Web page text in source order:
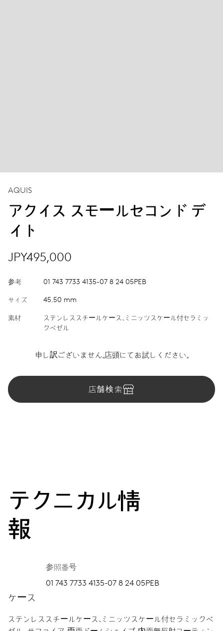
AQUIS
アクイス スモールセコンド デ
イト
JPY495,000
参考 01 743 7733 4135-07 8 24 05PEB
サイズ 45.50 mm
素材
ステンレススチールケース、ミニッツスケール付セラミッ
クベゼル
申し訳ございません。店頭にてお試しください。
店舗検索
テクニカル情
報
参照番号
01 743 7733 4135-07 8 24 05PEB
ケース
ステンレススチールケース、ミニッツスケール付セラミックベ